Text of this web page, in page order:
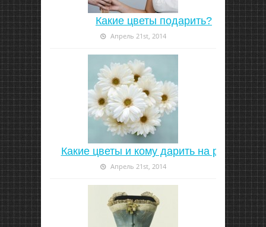
Какие цветы подарить?
Апрель 21st, 2014
Какие цветы и кому дарить на работе
Апрель 21st, 2014